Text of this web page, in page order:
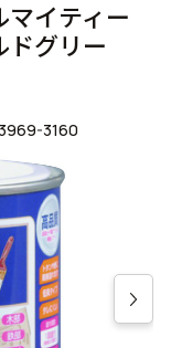
イティー
グリー
3160